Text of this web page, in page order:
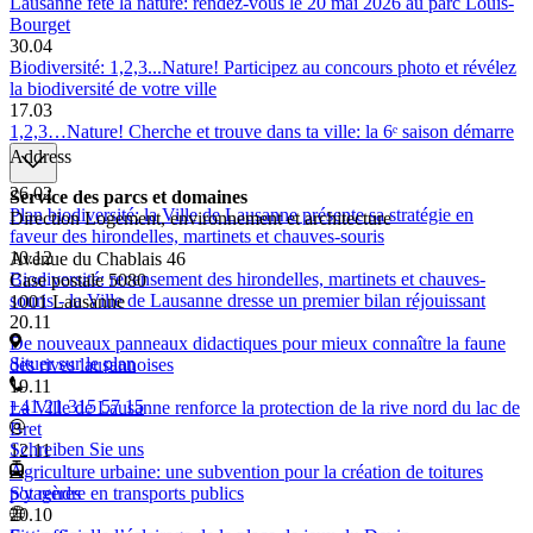
Bourget
30.04
Biodiversité: 1,2,3...Nature! Participez au concours photo et révélez
la biodiversité de votre ville
17.03
1,2,3…Nature! Cherche et trouve dans ta ville: la 6ᵉ saison démarre
26.02
Plan biodiversité: la Ville de Lausanne présente sa stratégie en
faveur des hirondelles, martinets et chauves-souris
10.12
Biodiversité: recensement des hirondelles, martinets et chauves-
souris - la Ville de Lausanne dresse un premier bilan réjouissant
20.11
De nouveaux panneaux didactiques pour mieux connaître la faune
des rives lausannoises
19.11
La Ville de Lausanne renforce la protection de la rive nord du lac de
Bret
12.11
Agriculture urbaine: une subvention pour la création de toitures
potagères
20.10
Address
Service des parcs et domaines
Direction Logement, environnement et architecture
Avenue du Chablais 46
Case postale 5080
1001 Lausanne
Situer sur le plan
+41 21 315 57 15
Schreiben Sie uns
S'y rendre en transports publics